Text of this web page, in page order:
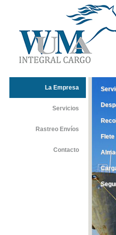
La Empresa
Servicios
Rastreo Envíos
Contacto
Flete